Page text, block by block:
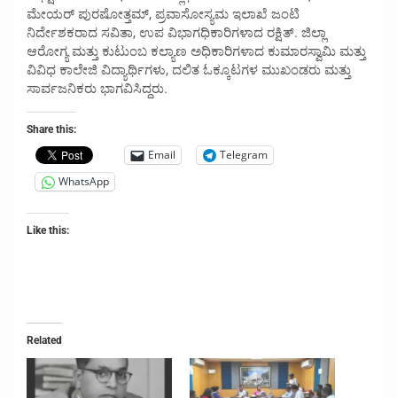
ಮೇಯರ್ ಪುರಷೋತ್ತಮ್, ಪ್ರವಾಸೋಸ್ಯಮ ಇಲಾಖೆ ಜಂಟಿ
ನಿರ್ದೇಶಕರಾದ ಸವಿತಾ, ಉಪ ವಿಭಾಗಧಿಕಾರಿಗಳಾದ ರಕ್ಷಿತ್. ಜಿಲ್ಲಾ
ಆರೋಗ್ಯ ಮತ್ತು ಕುಟುಂಬ ಕಲ್ಯಾಣ ಅಧಿಕಾರಿಗಳಾದ ಕುಮಾರಸ್ವಾಮಿ ಮತ್ತು
ವಿವಿಧ ಕಾಲೇಜಿ ವಿದ್ಯಾರ್ಥಿಗಳು, ದಲಿತ ಓಕ್ಕೂಟಗಳ ಮುಖಂಡರು ಮತ್ತು
ಸಾರ್ವಜನಿಕರು ಭಾಗವಿಸಿದ್ದರು.
Share this:
Email
Telegram
WhatsApp
Like this:
Related